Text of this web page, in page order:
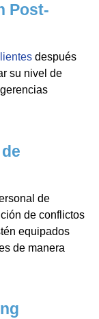
Post-
después
su nivel de
de
de conflictos
equipados
de manera